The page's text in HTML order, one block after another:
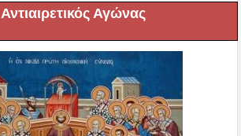
Αντιαιρετικός Αγώνας